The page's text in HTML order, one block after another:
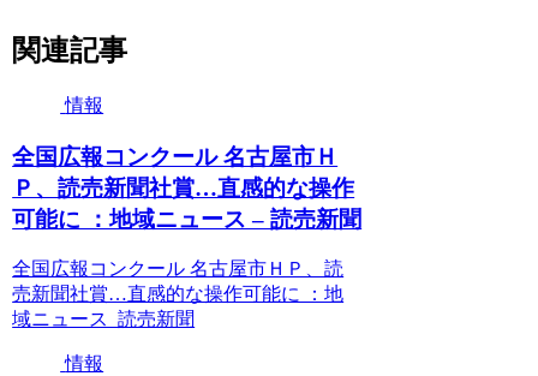
関連記事
情報
全国広報コンクール 名古屋市Ｈ
Ｐ、読売新聞社賞…直感的な操作
可能に ：地域ニュース – 読売新聞
全国広報コンクール 名古屋市ＨＰ、読
売新聞社賞…直感的な操作可能に ：地
域ニュース 読売新聞
情報